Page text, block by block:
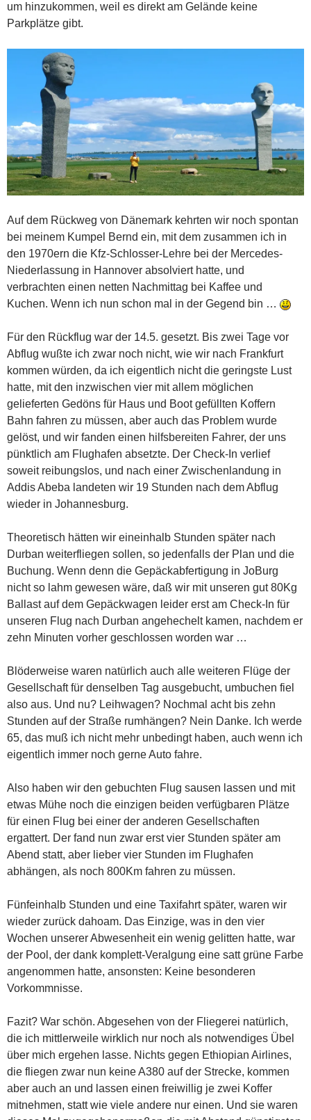
um hinzukommen, weil es direkt am Gelände keine
Parkplätze gibt.
Auf dem Rückweg von Dänemark kehrten wir noch spontan
bei meinem Kumpel Bernd ein, mit dem zusammen ich in
den 1970ern die Kfz-Schlosser-Lehre bei der Mercedes-
Niederlassung in Hannover absolviert hatte, und
verbrachten einen netten Nachmittag bei Kaffee und
Kuchen. Wenn ich nun schon mal in der Gegend bin …
Für den Rückflug war der 14.5. gesetzt. Bis zwei Tage vor
Abflug wußte ich zwar noch nicht, wie wir nach Frankfurt
kommen würden, da ich eigentlich nicht die geringste Lust
hatte, mit den inzwischen vier mit allem möglichen
gelieferten Gedöns für Haus und Boot gefüllten Koffern
Bahn fahren zu müssen, aber auch das Problem wurde
gelöst, und wir fanden einen hilfsbereiten Fahrer, der uns
pünktlich am Flughafen absetzte. Der Check-In verlief
soweit reibungslos, und nach einer Zwischenlandung in
Addis Abeba landeten wir 19 Stunden nach dem Abflug
wieder in Johannesburg.
Theoretisch hätten wir eineinhalb Stunden später nach
Durban weiterfliegen sollen, so jedenfalls der Plan und die
Buchung. Wenn denn die Gepäckabfertigung in JoBurg
nicht so lahm gewesen wäre, daß wir mit unseren gut 80Kg
Ballast auf dem Gepäckwagen leider erst am Check-In für
unseren Flug nach Durban angehechelt kamen, nachdem er
zehn Minuten vorher geschlossen worden war …
Blöderweise waren natürlich auch alle weiteren Flüge der
Gesellschaft für denselben Tag ausgebucht, umbuchen fiel
also aus. Und nu? Leihwagen? Nochmal acht bis zehn
Stunden auf der Straße rumhängen? Nein Danke. Ich werde
65, das muß ich nicht mehr unbedingt haben, auch wenn ich
eigentlich immer noch gerne Auto fahre.
Also haben wir den gebuchten Flug sausen lassen und mit
etwas Mühe noch die einzigen beiden verfügbaren Plätze
für einen Flug bei einer der anderen Gesellschaften
ergattert. Der fand nun zwar erst vier Stunden später am
Abend statt, aber lieber vier Stunden im Flughafen
abhängen, als noch 800Km fahren zu müssen.
Fünfeinhalb Stunden und eine Taxifahrt später, waren wir
wieder zurück dahoam. Das Einzige, was in den vier
Wochen unserer Abwesenheit ein wenig gelitten hatte, war
der Pool, der dank komplett-Veralgung eine satt grüne Farbe
angenommen hatte, ansonsten: Keine besonderen
Vorkommnisse.
Fazit? War schön. Abgesehen von der Fliegerei natürlich,
die ich mittlerweile wirklich nur noch als notwendiges Übel
über mich ergehen lasse. Nichts gegen Ethiopian Airlines,
die fliegen zwar nun keine A380 auf der Strecke, kommen
aber auch an und lassen einen freiwillig je zwei Koffer
mitnehmen, statt wie viele andere nur einen. Und sie waren